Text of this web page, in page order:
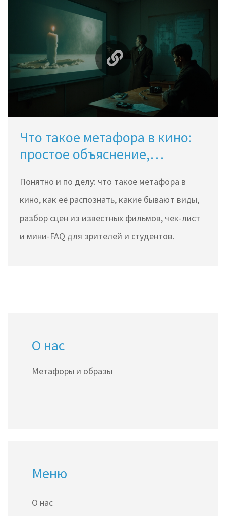
Что такое метафора в кино:
простое объяснение,
Понятно и по делу: что такое метафора в
кино, как её распознать, какие бывают виды,
разбор сцен из известных фильмов, чек-лист
и мини-FAQ для зрителей и студентов.
О нас
Метафоры и образы
Меню
О нас